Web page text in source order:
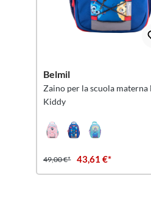
Belmil
Zaino per la scuola materna
Kiddy
49,00 €* 43,61 €*